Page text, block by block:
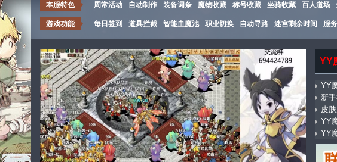
本服特色 周常活动 自动制作 装备词条 魔物收藏 称号收藏 坐骑收藏 百人道场
游戏功能 每日签到 道具拦截 智能血魔池 职业切换 自动寻路 迷宫剩余时间 服
YY
YY
新
皮
YY
YY
YY